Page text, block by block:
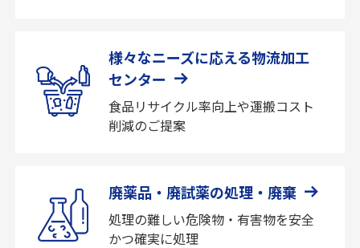
様々なニーズに応える物流加工
センター
食品リサイクル率向上や運搬コスト
削減のご提案
廃薬品・廃試薬の処理・廃棄
処理の難しい危険物・有害物を安全
かつ確実に処理